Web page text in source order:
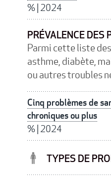
%| 2024
PRÉVALENCE DES
Parmi cette liste
asthme, diabète,
ou autres troubles
Cinq problèmes de
chroniques ou plus
%| 2024
TYPES DE